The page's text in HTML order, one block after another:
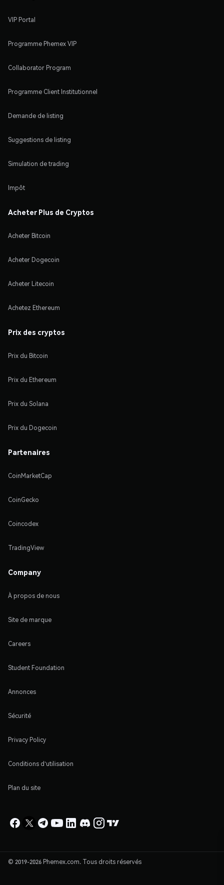
VIP Portal
Programme Phemex VIP
Collaborator Program
Programme Client Institutionnel
Demande de listing
Suggestions de listing
Simulation de trading
Impôt
Acheter Plus de Cryptos
Acheter Bitcoin
Acheter Dogecoin
Acheter Litecoin
Achetez Ethereum
Prix des cryptos
Prix du Bitcoin
Prix du Ethereum
Prix du Solana
Prix du Dogecoin
Partenaires
CoinMarketCap
CoinGecko
Coincodex
TradingView
Company
À propos de nous
Site de marque
Careers
Student Foundation
Annonces
Sécurité
Privacy Policy
Conditions d'utilisation
Plan du site
© 2019-2026 Phemex.com. Tous droits réservés